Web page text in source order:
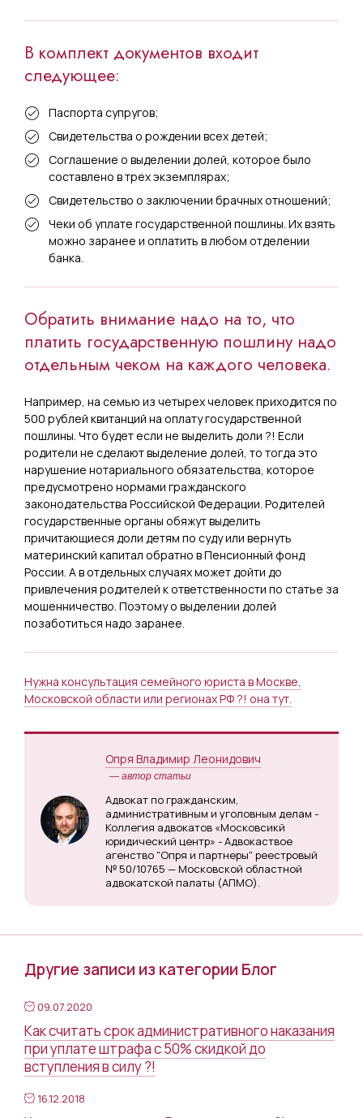
В комплект документов входит
следующее:
Паспорта супругов;
Свидетельства о рождении всех детей;
Соглашение о выделении долей, которое было
составлено в трех экземплярах;
Свидетельство о заключении брачных отношений;
Чеки об уплате государственной пошлины. Их взять
можно заранее и оплатить в любом отделении
банка.
Обратить внимание надо на то, что
платить государственную пошлину надо
отдельным чеком на каждого человека.
Например, на семью из четырех человек приходится по
500 рублей квитанций на оплату государственной
пошлины. Что будет если не выделить доли ?! Если
родители не сделают выделение долей, то тогда это
нарушение нотариального обязательства, которое
предусмотрено нормами гражданского
законодательства Российской Федерации. Родителей
государственные органы обяжут выделить
причитающиеся доли детям по суду или вернуть
материнский капитал обратно в Пенсионный фонд
России. А в отдельных случаях может дойти до
привлечения родителей к ответственности по статье за
мошенничество. Поэтому о выделении долей
позаботиться надо заранее.
Нужна консультация семейного юриста в Москве,
Московской области или регионах РФ ?! она тут.
Опря Владимир Леонидович
— автор статьи
Адвокат по гражданским,
административным и уголовным делам -
Коллегия адвокатов «Московсикй
юридический центр» - Адвокаствое
агенство "Опря и партнеры" реестровый
№ 50/10765 — Московской областной
адвокатской палаты (АПМО).
Другие записи из категории Блог
09.07.2020
Как считать срок административного наказания
при уплате штрафа с 50% скидкой до
вступления в силу ?!
16.12.2018